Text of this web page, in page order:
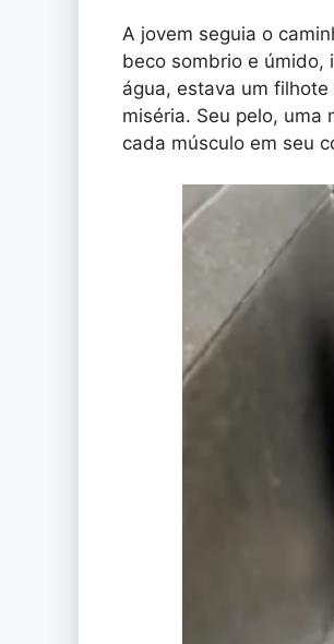
A jovem seguia o
beco sombrio e úmido,
água, estava um
miséria. Seu pelo, uma
cada músculo em seu